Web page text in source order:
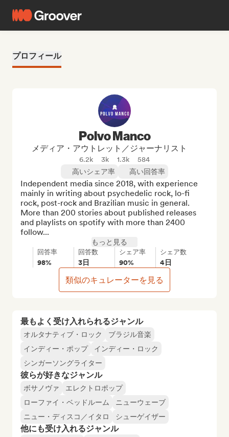
プロフィール
最もよく受け入れられるジャンル
オルタナティブ・ロック
ブラジル音楽
インディー・ポップ
インディー・ロック
シンガーソングライター
彼らが好きなジャンル
ボサノヴァ
エレクトロポップ
ローファイ・ベッドルーム
ニューウェーブ
ニュー・ディスコ／イタロ
シューゲイザー
他にも受け入れるジャンル
Polvo Manco
メディア・アウトレット／ジャーナリスト
6.2k 3k 1.3k
584
高いシェア率
高い回答率
Independent media since 2018, with experience
mainly in writing about psychedelic rock, lo-fi
rock, post-rock and Brazilian music in general.
More than 200 stories about published releases
and playlists on spotify with more than 2400
follow...
もっと見る
回答率
98%
回答数
3日
シェア率
90%
シェア数
4日
類似のキュレーターを見る